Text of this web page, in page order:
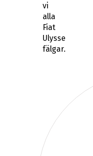
vi
alla
Fiat
Ulysse
fälgar.